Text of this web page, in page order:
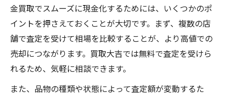
金買取でスムーズに現金化するためには、いくつかのポ
イントを押さえておくことが大切です。まず、複数の店
舗で査定を受けて相場を比較することが、より高値での
売却につながります。買取大吉では無料で査定を受けら
れるため、気軽に相談できます。
また、品物の種類や状態によって査定額が変動するた